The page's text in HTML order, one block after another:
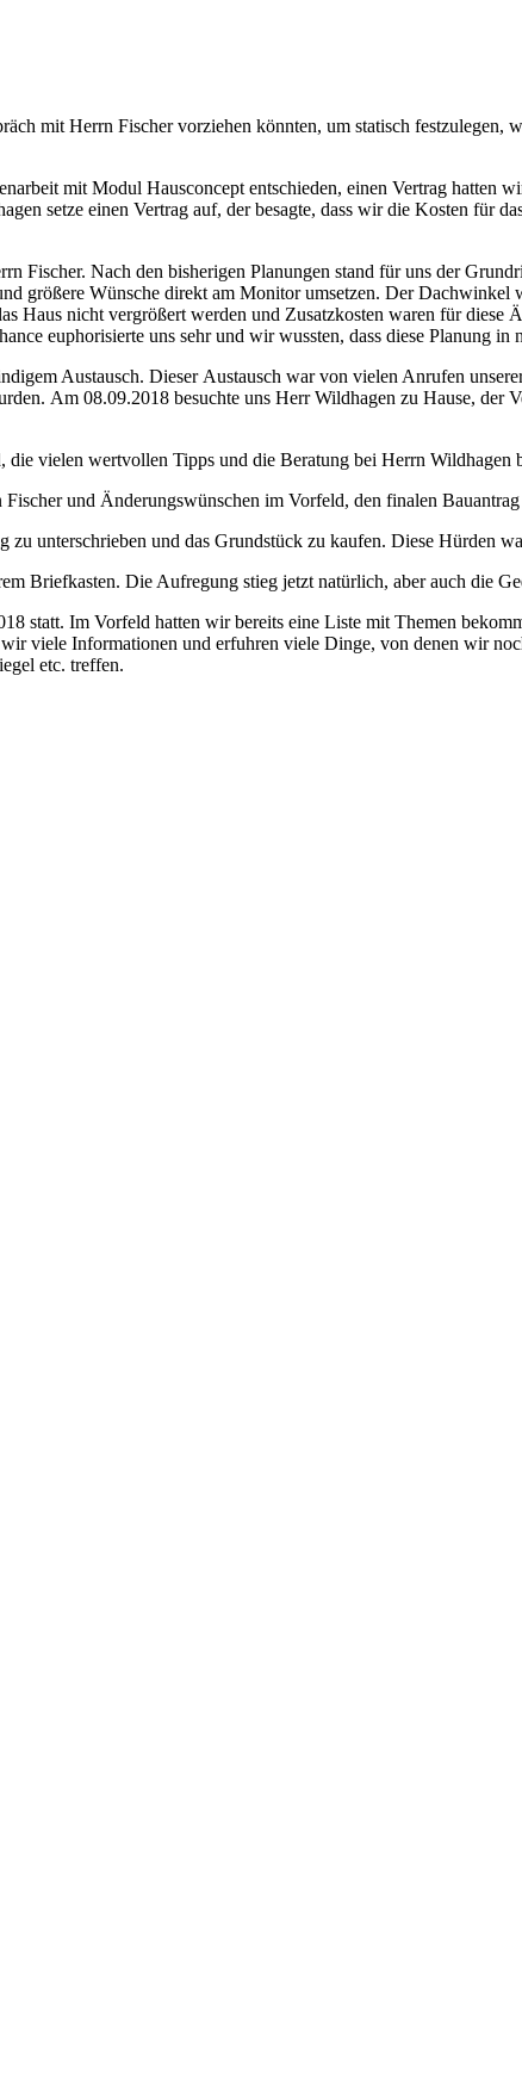
mit Herrn Fischer vorziehen könnten, um statisch festzulegen,
mit Modul Hausconcept entschieden, einen Vertrag hatten
setze einen Vertrag auf, der besagte, dass wir die Kosten für
Fischer. Nach den bisherigen Planungen stand für uns der
größere Wünsche direkt am Monitor umsetzen. Der Dachwinkel
Haus nicht vergrößert werden und Zusatzkosten waren für
euphorisierte uns sehr und wir wussten, dass diese Planung
Austausch. Dieser Austausch war von vielen Anrufen
Am 08.09.2018 besuchte uns Herr Wildhagen zu Hause,
vielen wertvollen Tipps und die Beratung bei Herrn Wildhagen
und Änderungswünschen im Vorfeld, den finalen
unterschrieben und das Grundstück zu kaufen. Diese Hürden
Briefkasten. Die Aufregung stieg jetzt natürlich, aber auch die
statt. Im Vorfeld hatten wir bereits eine Liste mit Themen
viele Informationen und erfuhren viele Dinge, von denen wir
etc. treffen.